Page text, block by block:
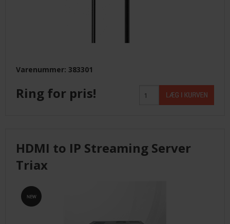
Varenummer: 383301
Ring for pris!
HDMI to IP Streaming Server
Triax